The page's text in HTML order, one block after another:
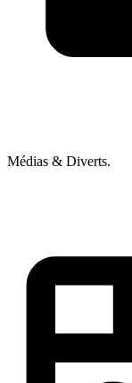
Médias & Diverts.